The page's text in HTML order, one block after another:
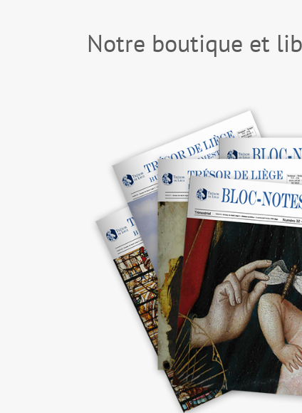
Notre boutique et